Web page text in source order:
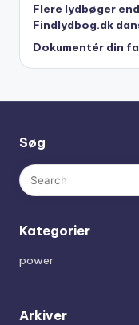
Flere lydbøger
Findlydbog.dk
Dokumentér din
Søg
Kategorier
power
Arkiver